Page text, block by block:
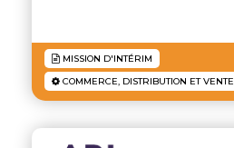
MISSION D'INTÉRIM
COMMERCE, DISTRIBUTION ET VENTE